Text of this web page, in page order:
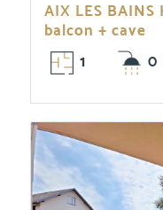
AIX LES
balcon + cave
1
0